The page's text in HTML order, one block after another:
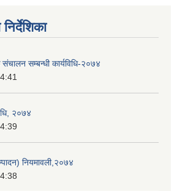
सम्बन्धी कार्यविधि-२०७४
२०७४
नियमावली,२०७४